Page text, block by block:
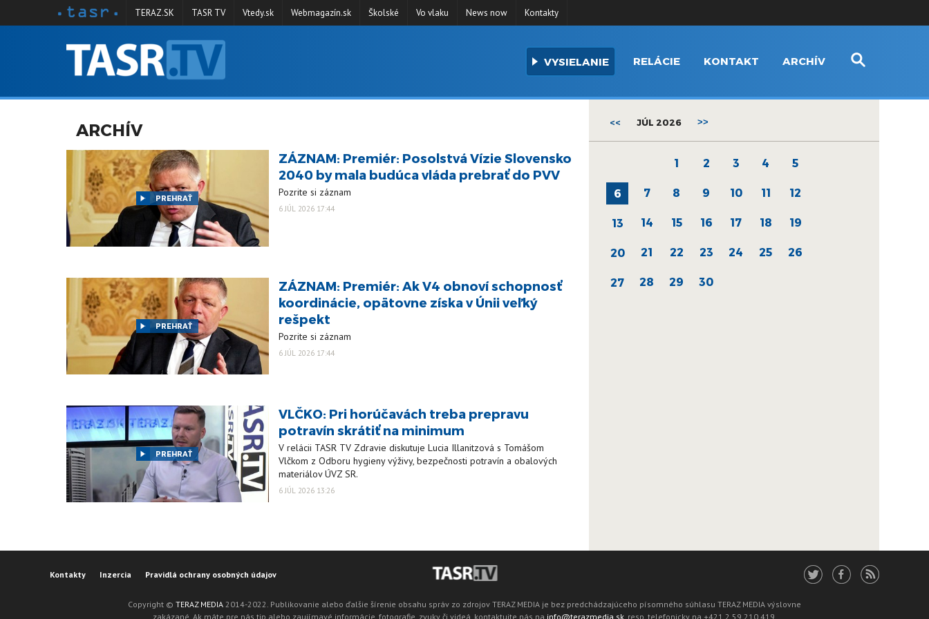
TERAZ.SK TASR TV Vtedy.sk Webmagazín.sk Školské Vo vlaku News now Kontakty
VYSIELANIE RELÁCIE KONTAKT ARCHÍV
ARCHÍV
PREHRAŤ
ZÁZNAM: Premiér: Posolstvá Vízie Slovensko
2040 by mala budúca vláda prebrať do PVV
Pozrite si záznam
6 JÚL 2026 17:44
PREHRAŤ
ZÁZNAM: Premiér: Ak V4 obnoví schopnosť
koordinácie, opätovne získa v Únii veľký
rešpekt
Pozrite si záznam
6 JÚL 2026 17:44
PREHRAŤ
VLČKO: Pri horúčavách treba prepravu
potravín skrátiť na minimum
V relácii TASR TV Zdravie diskutuje Lucia Illanitzová s Tomášom
Vlčkom z Odboru hygieny výživy, bezpečnosti potravín a obalových
materiálov ÚVZ SR.
6 JÚL 2026 13:26
<< JÚL 2026 >>
1 2 3 4 5
6 7 8 9 10 11 12
13 14 15 16 17 18 19
20 21 22 23 24 25 26
27 28 29 30
Kontakty Inzercia Pravidlá ochrany osobných údajov
Copyright © TERAZ MEDIA 2014-2022. Publikovanie alebo ďalšie šírenie obsahu správ zo zdrojov TERAZ MEDIA je bez predchádzajúceho písomného súhlasu TERAZ MEDIA výslovne
zakázané. Ak máte pre nás tip alebo zaujímavé informácie, fotografie, zvuky či videá, kontaktujte nás na info@terazmedia.sk, resp. telefonicky na +421 2 59 210 419.